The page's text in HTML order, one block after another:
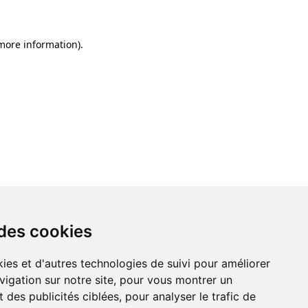
cookies
et d'autres technologies de suivi pour améliorer
sur notre site, pour vous montrer un
des publicités ciblées, pour analyser le trafic de
information).